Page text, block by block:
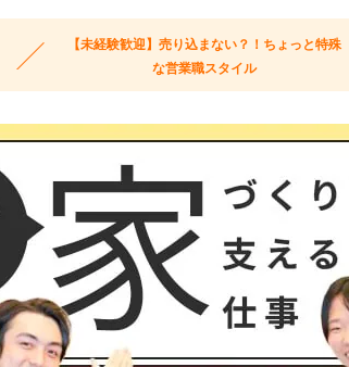
【未経験歓迎】売り込まない？！ちょっと特殊
な営業職スタイル